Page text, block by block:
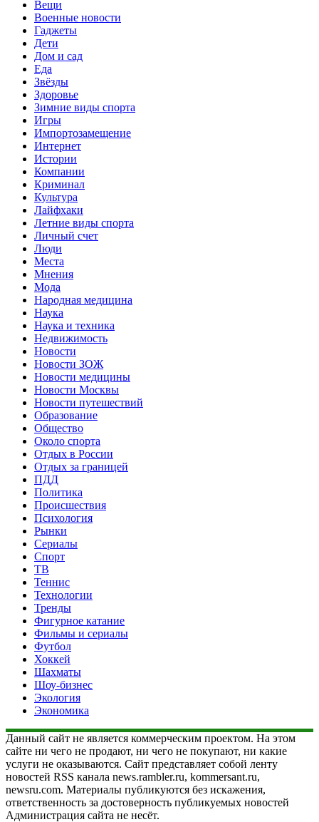
Вещи
Военные новости
Гаджеты
Дети
Дом и сад
Еда
Звёзды
Здоровье
Зимние виды спорта
Игры
Импортозамещение
Интернет
Истории
Компании
Криминал
Культура
Лайфхаки
Летние виды спорта
Личный счет
Люди
Места
Мнения
Мода
Народная медицина
Наука
Наука и техника
Недвижимость
Новости
Новости ЗОЖ
Новости медицины
Новости Москвы
Новости путешествий
Образование
Общество
Около спорта
Отдых в России
Отдых за границей
ПДД
Политика
Происшествия
Психология
Рынки
Сериалы
Спорт
ТВ
Теннис
Технологии
Тренды
Фигурное катание
Фильмы и сериалы
Футбол
Хоккей
Шахматы
Шоу-бизнес
Экология
Экономика
Данный сайт не является коммерческим проектом. На этом
сайте ни чего не продают, ни чего не покупают, ни какие
услуги не оказываются. Сайт представляет собой ленту
новостей RSS канала news.rambler.ru, kommersant.ru,
newsru.com. Материалы публикуются без искажения,
ответственность за достоверность публикуемых новостей
Администрация сайта не несёт.